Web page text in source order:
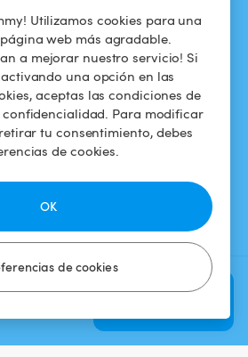
Utilizamos cookies para una
web más agradable.
a mejorar nuestro servicio! Si
una opción en las
aceptas las condiciones de
Para modificar
tu consentimiento, debes
de cookies.
de cookies
OK
horario
Verificar
funciona?
confidencialidad
Aviso legal
DESCARGAR LA APP